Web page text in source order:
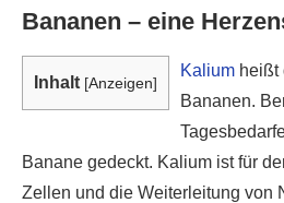
Bananen – eine
Inhalt [Anzeigen]
Kalium heißt
Bananen.
Banane gedeckt. Kalium ist für
Zellen und die Weiterleitung von